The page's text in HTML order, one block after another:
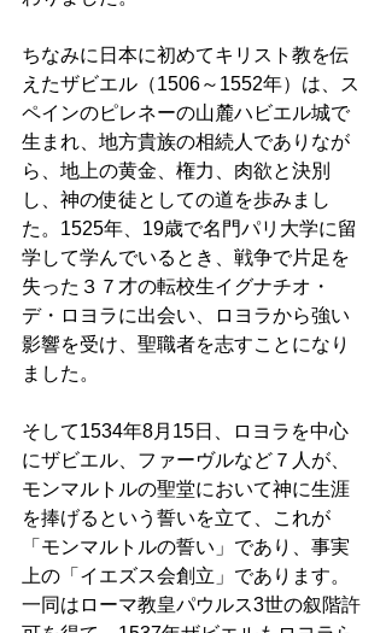
ちなみに日本に初めてキリスト教を伝
えたザビエル（1506～1552年）は、ス
ペインのピレネーの山麓ハビエル城で
生まれ、地方貴族の相続人でありなが
ら、地上の黄金、権力、肉欲と決別
し、神の使徒としての道を歩みまし
た。1525年、19歳で名門パリ大学に留
学して学んでいるとき、戦争で片足を
失った３７才の転校生イグナチオ・
デ・ロヨラに出会い、ロヨラから強い
影響を受け、聖職者を志すことになり
ました。
そして1534年8月15日、ロヨラを中心
にザビエル、ファーヴルなど７人が、
モンマルトルの聖堂において神に生涯
を捧げるという誓いを立て、これが
「モンマルトルの誓い」であり、事実
上の「イエズス会創立」であります。
一同はローマ教皇パウルス3世の叙階許